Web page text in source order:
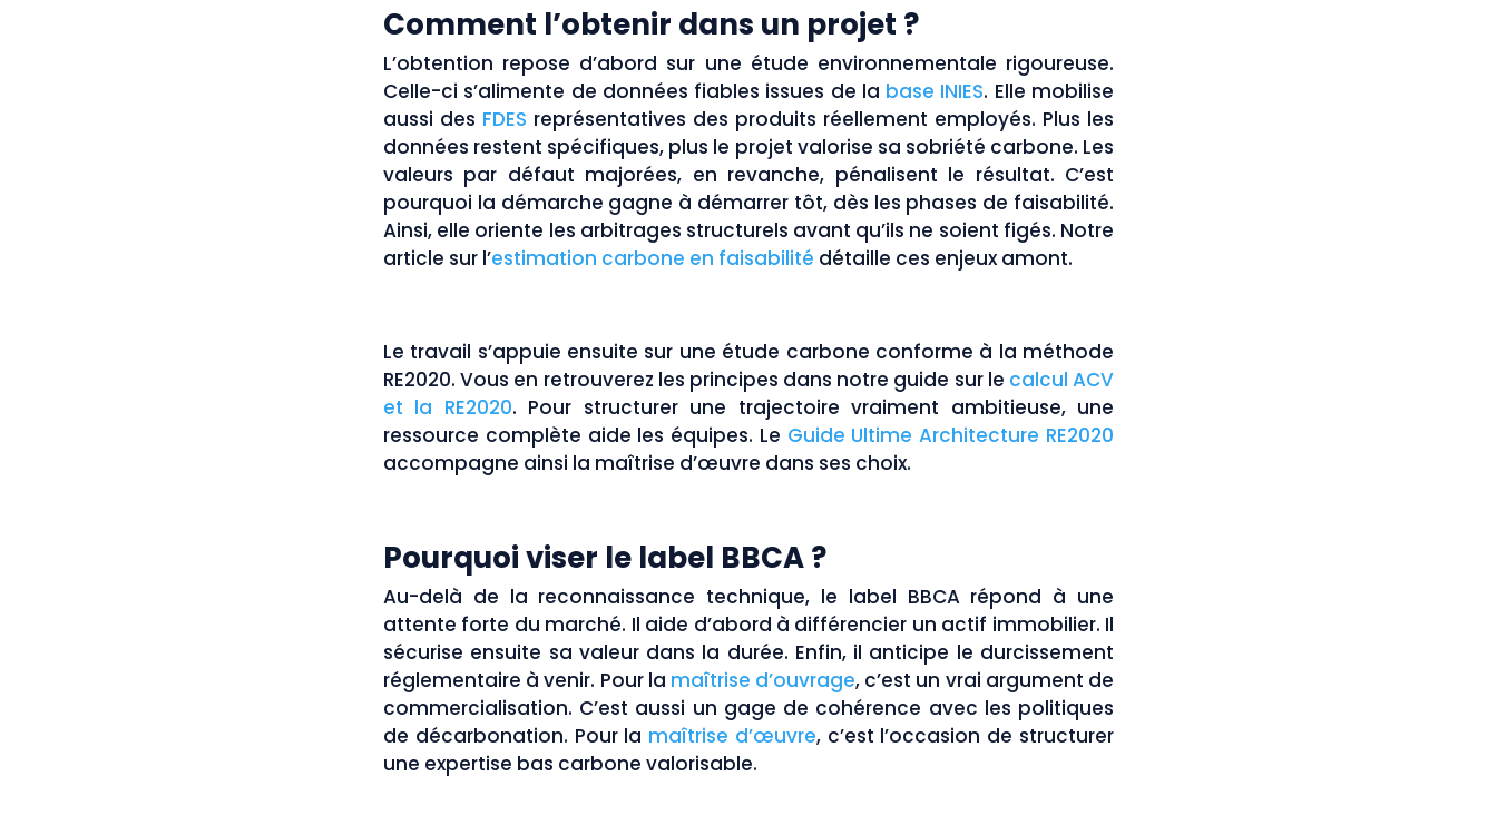
Comment l’obtenir dans un projet ?
L’obtention repose d’abord sur une étude environnementale rigoureuse.
Celle-ci s’alimente de données fiables issues de la base INIES. Elle mobilise
aussi des FDES représentatives des produits réellement employés. Plus les
données restent spécifiques, plus le projet valorise sa sobriété carbone. Les
valeurs par défaut majorées, en revanche, pénalisent le résultat. C’est
pourquoi la démarche gagne à démarrer tôt, dès les phases de faisabilité.
Ainsi, elle oriente les arbitrages structurels avant qu’ils ne soient figés. Notre
article sur l’estimation carbone en faisabilité détaille ces enjeux amont.
Le travail s’appuie ensuite sur une étude carbone conforme à la méthode
RE2020. Vous en retrouverez les principes dans notre guide sur le calcul ACV
et la RE2020. Pour structurer une trajectoire vraiment ambitieuse, une
ressource complète aide les équipes. Le Guide Ultime Architecture RE2020
accompagne ainsi la maîtrise d’œuvre dans ses choix.
Pourquoi viser le label BBCA ?
Au-delà de la reconnaissance technique, le label BBCA répond à une
attente forte du marché. Il aide d’abord à différencier un actif immobilier. Il
sécurise ensuite sa valeur dans la durée. Enfin, il anticipe le durcissement
réglementaire à venir. Pour la maîtrise d’ouvrage, c’est un vrai argument de
commercialisation. C’est aussi un gage de cohérence avec les politiques
de décarbonation. Pour la maîtrise d’œuvre, c’est l’occasion de structurer
une expertise bas carbone valorisable.